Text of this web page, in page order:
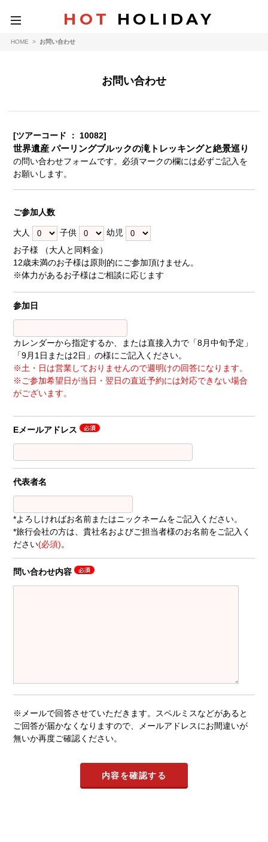
toggle
navigation
HOT HOLIDAY
HOME > お問い合わせ
お問い合わせ
[ツアーコード ： 10082]
世界遺産 パーリングブルックの滝トレッキングと絶景巡り
の問い合わせフォームです。必須マークの欄には必ずご記入を
お願いします。
ご参加人数
大人 子供
幼児
お子様 （大人と同料金）
12歳未満のお子様は原則的にご参加頂けません。
※体力があるお子様はご相談に応じます
参加日
カレンダーから指定するか、または直接入力で「8月中旬予定」
「9月1日または2日」の様にご記入ください。
※土・日は営業しておりませんので週明けの回答になります。
※ご参加希望日が当日・翌日の直近予約には対応できない場合
がございます。
Eメールアドレス
代表者名
*よろしければお名前またはニックネームをご記入ください。
*旅行会社の方は、貴社名およびご担当者様のお名前をご記入く
ださい(必須)。
問い合わせ内容
※メールで回答させていただきます。スペルミスなどがあると
ご回答が届かなくなりますので、メールアドレスにお間違いが
無いか再度ご確認ください。